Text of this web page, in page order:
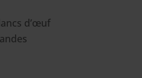
d’œuf